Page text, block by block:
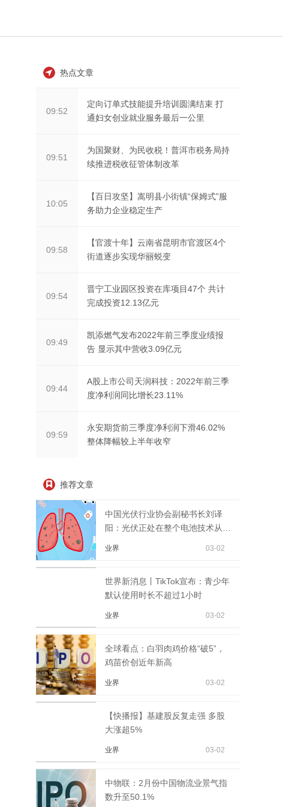
热点文章
09:52
定向订单式技能提升培训圆满结束 打
通妇女创业就业服务最后一公里
09:51
为国聚财、为民收税！普洱市税务局持
续推进税收征管体制改革
10:05
【百日攻坚】嵩明县小街镇“保姆式”服
务助力企业稳定生产
09:58
【官渡十年】云南省昆明市官渡区4个
街道逐步实现华丽蜕变
09:54
晋宁工业园区投资在库项目47个 共计
完成投资12.13亿元
09:49
凯添燃气发布2022年前三季度业绩报
告 显示其中营收3.09亿元
09:44
A股上市公司天润科技：2022年前三季
度净利润同比增长23.11%
09:59
永安期货前三季度净利润下滑46.02%
整体降幅较上半年收窄
推荐文章
中国光伏行业协会副秘书长刘译
阳：光伏正处在整个电池技术从P
业界 03-02
世界新消息丨TikTok宣布：青少年
默认使用时长不超过1小时
业界 03-02
全球看点：白羽肉鸡价格“破5”，
鸡苗价创近年新高
业界 03-02
【快播报】基建股反复走强 多股
大涨超5%
业界 03-02
中物联：2月份中国物流业景气指
数升至50.1%